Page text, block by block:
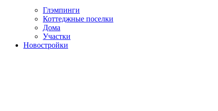
Глэмпинги
Коттеджные поселки
Дома
Участки
Новостройки